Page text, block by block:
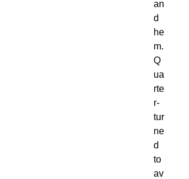
an
d
he
m.
Q
ua
rte
r-
tur
ne
d
to
av